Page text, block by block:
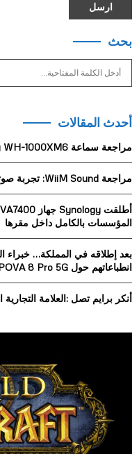
بحث
c
f
r
:
أحدث المقالات
مراجعة سماعة Sony WH-1000XM6
مراجعة WiiM Sound: تجربة صوتية متكاملة
المؤسسات بالكامل داخل مقرها
بعد إطلاقه في المملكة… خبراء
انطباعاتهم حول TECNO POVA 8 Pro 5G
أنكر برايم تصل :العلامة